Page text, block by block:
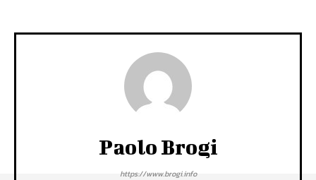
Paolo Brogi
https://www.brogi.info